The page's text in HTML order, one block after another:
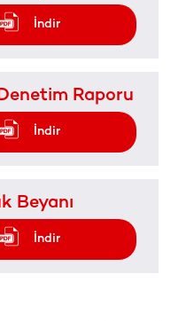
İndir
Raporu
İndir
Beyanı
İndir